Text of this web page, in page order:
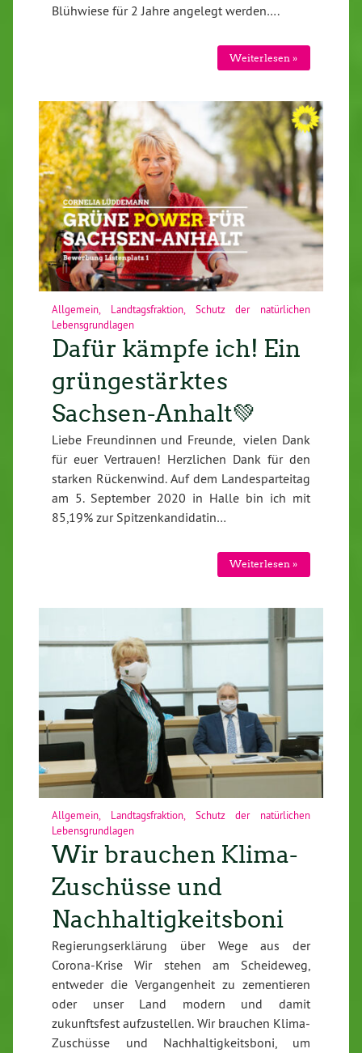
Blühwiese für 2 Jahre angelegt werden….
Weiterlesen »
Allgemein Landtagsfraktion, Schutz der natürlichen
Lebensgrundlagen
Dafür kämpfe ich! Ein
grüngestärktes
Sachsen-Anhalt💚
Liebe Freundinnen und Freunde, vielen Dank
für euer Vertrauen! Herzlichen Dank für den
starken Rückenwind. Auf dem Landesparteitag
am 5. September 2020 in Halle bin ich mit
85,19% zur Spitzenkandidatin…
Weiterlesen »
Allgemein, Landtagsfraktion, Schutz der natürlichen
Lebensgrundlagen
Wir brauchen Klima-
Zuschüsse und
Nachhaltigkeitsboni
Regierungserklärung über Wege aus der
Corona-Krise Wir stehen am Scheideweg,
entweder die Vergangenheit zu zementieren
oder unser Land modern und damit
zukunftsfest aufzustellen. Wir brauchen Klima-
Zuschüsse und Nachhaltigkeitsboni, um